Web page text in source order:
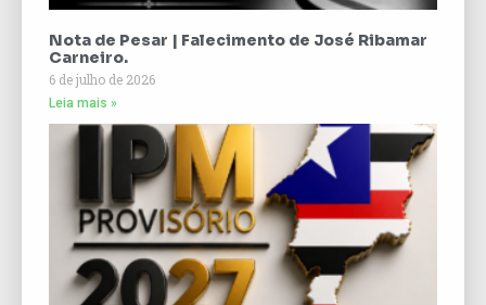
Nota de Pesar | Falecimento de José Ribamar
Carneiro.
6 de julho de 2026
Leia mais »